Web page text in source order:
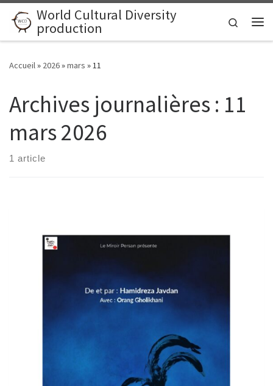
Skip to content
World Cultural Diversity
production
Search
Accueil» 2026»mars »11
Archives journalières : 11
mars 2026
1 article